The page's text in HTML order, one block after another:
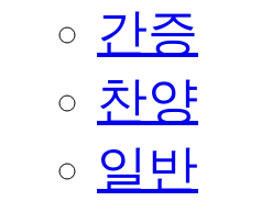
간증
찬양
일반